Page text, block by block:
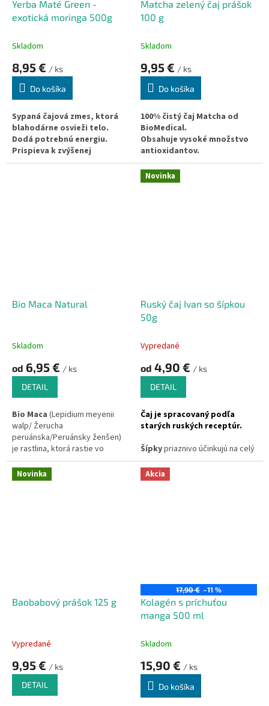
Yerba Maté Green -
exotická moringa 500g
Skladom
8,95 € / ks
Do košíka
Sypaná čajová zmes, ktorá
blahodárne osvieži telo.
Dodá potrebnú energiu.
Prispieva k zvýšenej
pozornosti.
Matcha zelený čaj prášok
100 g
Skladom
9,95 € / ks
Do košíka
100% čistý čaj Matcha od
BioMedical.
Obsahuje vysoké množstvo
antioxidantov.
Je bohatý na prospešný
chlorofyl a L-Theanín.
Ideálny na prípravu
Bio Maca Natural
Skladom
od 6,95 € / ks
DETAIL
Bio Maca (Lepidium meyenii
walp/ Žerucha
peruánska/Peruánsky ženšen)
je rastlina, ktorá rastie vo
vysokých nadmorských výškach
v pohorí Ánd v Peru. Darí sa jej aj
napriek silnému vetru, mrazu či
Novinka
Ruský čaj Ivan so šípkou
50g
Vypredané
od 4,90 € / ks
DETAIL
Čaj je spracovaný podľa
starých ruských receptúr.
Šípkypriaznivo účinkujú na celý
organizmus.
Novinka
Baobabový prášok 125 g
Vypredané
9,95 € / ks
DETAIL
Akcia
17,90 € –11 %
Kolagén s príchuťou
manga 500 ml
Skladom
15,90 € / ks
Do košíka